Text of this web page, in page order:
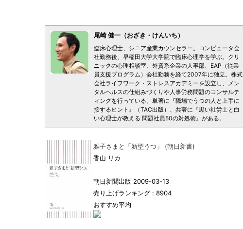
尾崎 健一（おざき・けんいち）
臨床心理士、シニア産業カウンセラー。コンピュータ会
社勤務後、早稲田大学大学院で臨床心理学を学ぶ。クリ
ニックの心理相談室、外資系企業の人事部、EAP（従業
員支援プログラム）会社勤務を経て2007年に独立。株式
会社ライフワーク・ストレスアカデミーを設立し、メン
タルヘルスの仕組みづくりや人事労務問題のコンサルテ
ィングを行っている。単著に『職場でうつの人と上手に
接するヒント』（TAC出版）、共著に『黒い社労士と白
い心理士が教える 問題社員50の対処術』がある。
雅子さまと「新型うつ」 (朝日新書)
香山 リカ
朝日新聞出版 2009-03-13
売り上げランキング : 8904
おすすめ平均